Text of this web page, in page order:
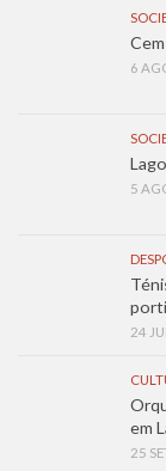
6
5
24
em
25